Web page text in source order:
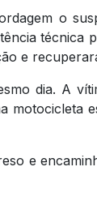
o
técnica
e
dia. A
motocicleta
e